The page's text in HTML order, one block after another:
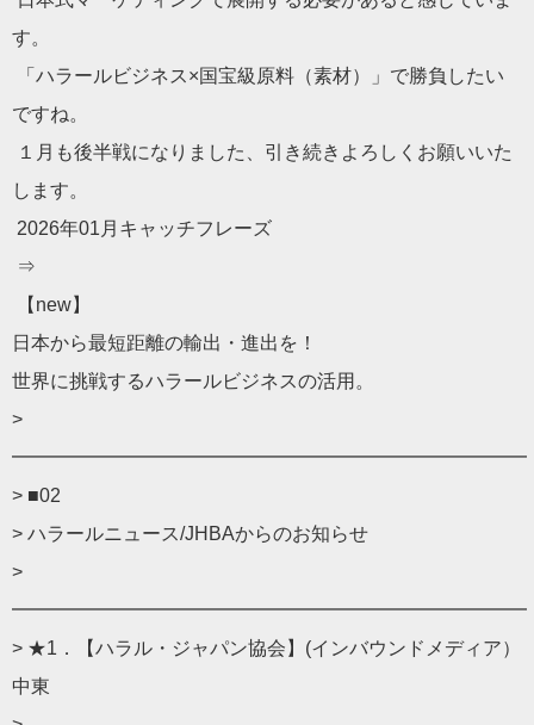
す。
「ハラールビジネス×国宝級原料（素材）」で勝負したい
ですね。
１月も後半戦になりました、引き続きよろしくお願いいた
します。
2026年01月キャッチフレーズ
⇒
【new】
日本から最短距離の輸出・進出を！
世界に挑戦するハラールビジネスの活用。
>
━━━━━━━━━━━━━━━━━━━━━━━━━━━
> ■02
> ハラールニュース/JHBAからのお知らせ
>
━━━━━━━━━━━━━━━━━━━━━━━━━━━
> ★1．【ハラル・ジャパン協会】(インバウンドメディア）
中東